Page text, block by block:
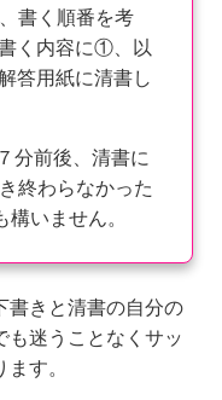
書く順番を考
く内容に①、以
用紙に清書し
分前後、清書に
終わらなかった
いません。
書きと清書の自分の
も迷うことなくサッ
す。